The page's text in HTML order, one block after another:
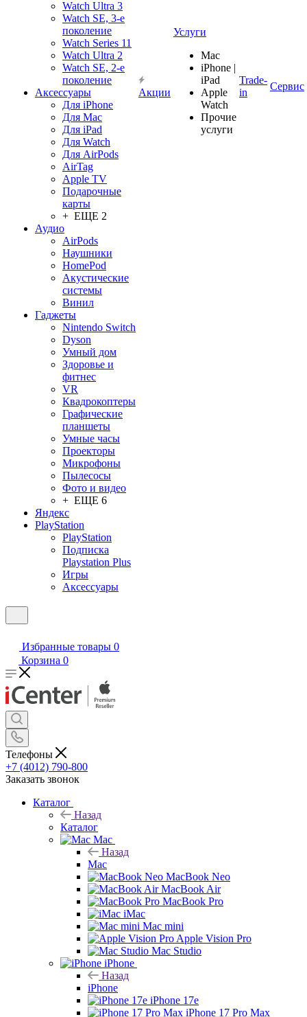
Watch Ultra 3
Watch SE, 3-е
поколение
Watch Series 11
Watch Ultra 2
Watch SE, 2-е
поколение
Аксессуары
Для iPhone
Для Mac
Для iPad
Для Watch
Для AirPods
AirTag
Apple TV
Подарочные
карты
+ ЕЩЕ 2
Аудио
AirPods
Наушники
HomePod
Акустические
системы
Винил
Гаджеты
Nintendo Switch
Dyson
Умный дом
Здоровье и
фитнес
VR
Квадрокоптеры
Графические
планшеты
Умные часы
Проекторы
Микрофоны
Пылесосы
Фото и видео
+ ЕЩЕ 6
Яндекс
PlayStation
PlayStation
Подписка
Playstation Plus
Игры
Аксессуары
Акции
Услуги
Mac
iPhone |
iPad
Apple
Watch
Прочие
услуги
Trade-
in
Сервис
Избранные товары 0
Корзина 0
Телефоны
+7 (4012) 790-800
Заказать звонок
Каталог
Назад
Каталог
Mac
Назад
Mac
MacBook Neo
MacBook Air
MacBook Pro
iMac
Mac mini
Apple Vision Pro
Mac Studio
iPhone
Назад
iPhone
iPhone 17e
iPhone 17 Pro Max